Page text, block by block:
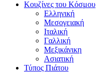
Κουζίνες του Κόσμου
Ελληνική
Μεσογειακή
Ιταλική
Γαλλική
Μεξικάνικη
Ασιατική
Τύπος Πιάτου